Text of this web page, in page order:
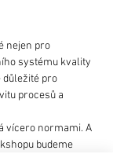
nejen pro
systému kvality
důležité pro
procesů a
vícero normami. A
budeme